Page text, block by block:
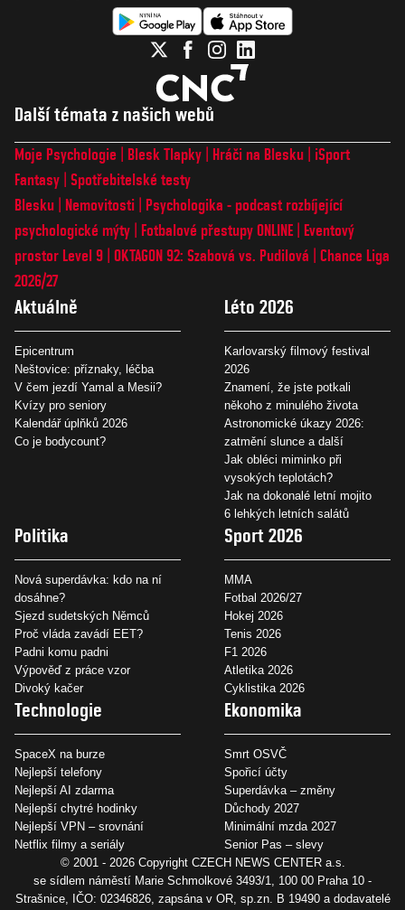
Další témata z našich webů
Moje Psychologie Blesk Tlapky Hráči na Blesku
iSport
Fantasy Spotřebitelské testy
Blesku
Nemovitosti
Psychologika - podcast rozbíjející
psychologické mýty
Fotbalové přestupy ONLINE
Eventový
prostor Level 9 OKTAGON 92: Szabová vs. Pudilová
Chance Liga
2026/27
Aktuálně
Epicentrum
Neštovice: příznaky, léčba
V čem jezdí Yamal a Mesii?
Kvízy pro seniory
Kalendář úplňků 2026
Co je bodycount?
Léto 2026
Karlovarský filmový festival
2026
Znamení, že jste potkali
někoho z minulého života
Astronomické úkazy 2026:
zatmění slunce a další
Jak obléci miminko při
vysokých teplotách?
Jak na dokonalé letní mojito
6 lehkých letních salátů
Politika
Nová superdávka: kdo na ní
dosáhne?
Sjezd sudetských Němců
Proč vláda zavádí EET?
Padni komu padni
Výpověď z práce vzor
Divoký kačer
Sport 2026
MMA
Fotbal 2026/27
Hokej 2026
Tenis 2026
F1 2026
Atletika 2026
Cyklistika 2026
Technologie
SpaceX na burze
Nejlepší telefony
Nejlepší AI zdarma
Nejlepší chytré hodinky
Nejlepší VPN – srovnání
Netflix filmy a seriály
Ekonomika
Smrt OSVČ
Spořicí účty
Superdávka – změny
Důchody 2027
Minimální mzda 2027
Senior Pas – slevy
© 2001 - 2026 Copyright CZECH NEWS CENTER a.s.
se sídlem náměstí Marie Schmolkové 3493/1, 100 00 Praha 10 -
Strašnice, IČO: 02346826, zapsána v OR, sp.zn. B 19490 a dodavatelé